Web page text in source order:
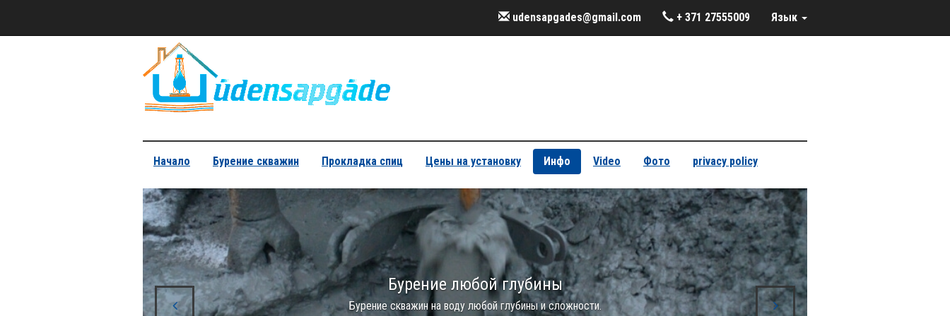
udensapgades@gmail.com + 371 27555009 Язык
Начало Бурение скважин Прокладка спиц Цены на установку Инфо Video Фото privacy policy